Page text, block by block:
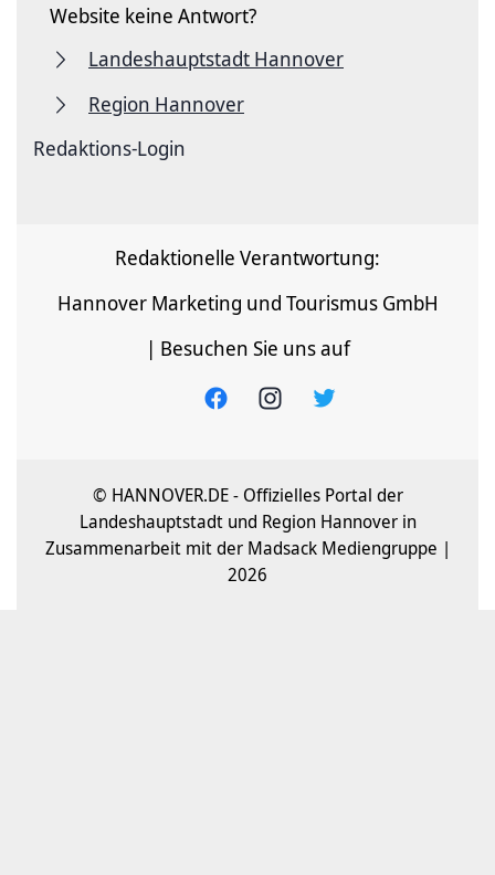
Website keine Antwort?
Landeshauptstadt Hannover
Region Hannover
Redaktions-Login
Redaktionelle Verantwortung:
Hannover Marketing und Tourismus GmbH
| Besuchen Sie uns auf
© HANNOVER.DE - Offizielles Portal der
Landeshauptstadt und Region Hannover in
Zusammenarbeit mit der Madsack Mediengruppe |
2026